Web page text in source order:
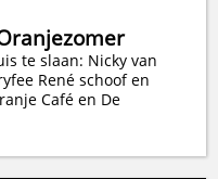
te slaan: Nicky van
René schoof en
Café en De